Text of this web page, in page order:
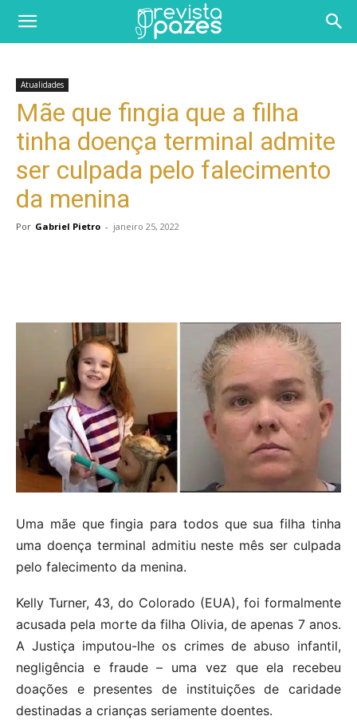
Atualidades
Mãe que fingia que a filha
tinha doença terminal admite
ser culpada pelo falecimento
da menina
Por Gabriel Pietro - janeiro 25, 2022
Uma mãe que fingia para todos que sua filha tinha
uma doença terminal admitiu neste mês ser culpada
pelo falecimento da menina.
Kelly Turner, 43, do Colorado (EUA), foi formalmente
acusada pela morte da filha Olivia, de apenas 7 anos.
A Justiça imputou-lhe os crimes de abuso infantil,
negligência e fraude – uma vez que ela recebeu
doações e presentes de instituições de caridade
destinadas a crianças seriamente doentes.